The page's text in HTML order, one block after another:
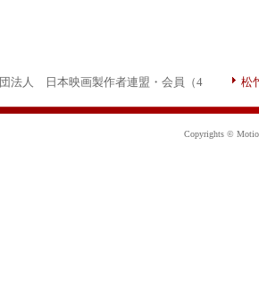
法人 日本映画製作者連盟・会員（4
松
Copyrights ©